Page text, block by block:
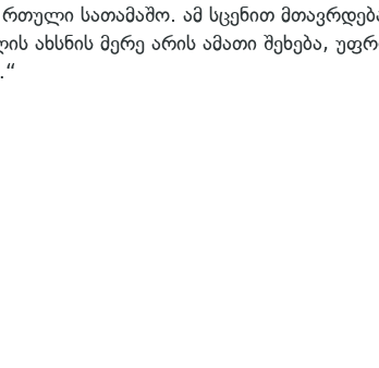
რთული სათამაშო. ამ სცენით
ახსნის მერე არის ამათი შეხება,